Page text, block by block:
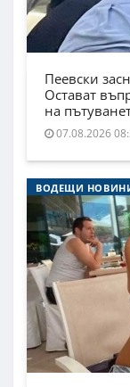
Пеевски
Остават
на
07.08.2026
ВОДЕЩИ